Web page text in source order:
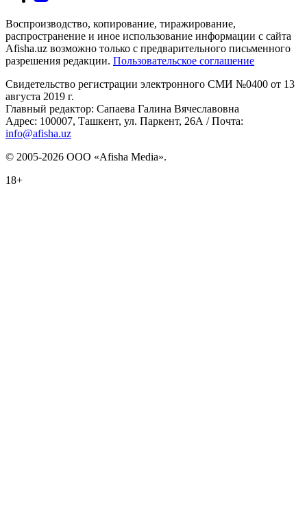
Воспроизводство, копирование, тиражирование,
распространение и иное использование информации с сайта
Afisha.uz возможно только с предварительного письменного
разрешения редакции. Пользовательское соглашение
Свидетельство регистрации электронного СМИ №0400 от 13
августа 2019 г.
Главный редактор: Сапаева Галина Вячеславовна
Адрес: 100007, Ташкент, ул. Паркент, 26А / Почта:
info@afisha.uz
© 2005-2026 ООО «Afisha Media».
18+